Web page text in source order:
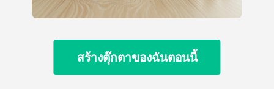
สร้างตุ๊กตาของฉันตอนนี้